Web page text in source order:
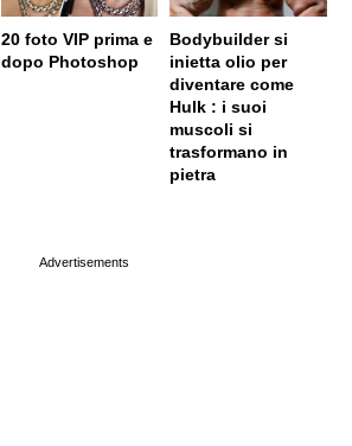
20 foto VIP prima e
dopo Photoshop
Bodybuilder si
inietta olio per
diventare come
Hulk : i suoi
muscoli si
trasformano in
pietra